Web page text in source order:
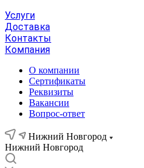
Услуги
Доставка
Контакты
Компания
О компании
Сертификаты
Реквизиты
Вакансии
Вопрос-ответ
Нижний Новгород
Нижний Новгород